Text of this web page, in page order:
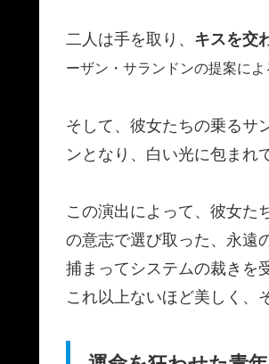
二人は手を取り、 キスを交
ーザン・サランドンの提案に
そして、彼女たちの乗るサ
ンとなり、白い光に包まれ
この演出によって、彼女た
の意志で選び取った、永遠
捕まってシステムの裁きを
これ以上ないほど美しく、